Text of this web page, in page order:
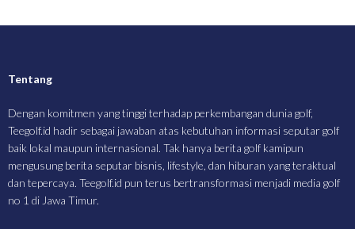
Tentang
Dengan komitmen yang tinggi terhadap perkembangan dunia golf,
Teegolf.id hadir sebagai jawaban atas kebutuhan informasi seputar golf
baik lokal maupun internasional. Tak hanya berita golf kamipun
mengusung berita seputar bisnis, lifestyle, dan hiburan yang teraktual
dan tepercaya. Teegolf.id pun terus bertransformasi menjadi media golf
no 1 di Jawa Timur.